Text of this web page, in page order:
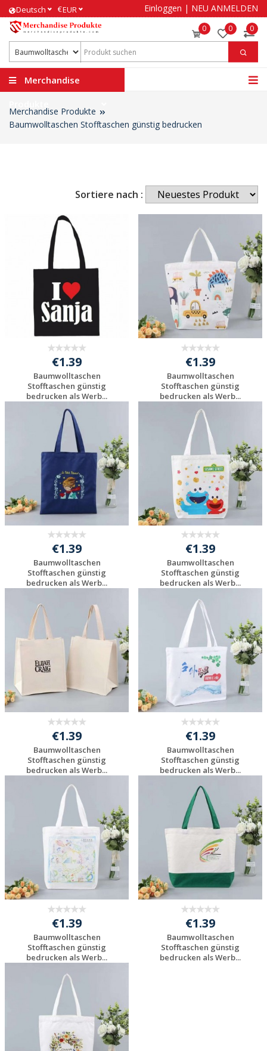
Deutsch €EUR Einloggen | NEU ANMELDEN
0 0 0
Merchandise
Merchandise Produkte
Baumwolltaschen Stofftaschen günstig bedrucken
Sortiere nach :
€1.39
Baumwolltaschen
Stofftaschen günstig
bedrucken als Werb...
Preis unverbindlich
anfragen
€1.39
Baumwolltaschen
Stofftaschen günstig
bedrucken als Werb...
Preis unverbindlich
anfragen
€1.39
Baumwolltaschen
Stofftaschen günstig
bedrucken als Werb...
Preis unverbindlich
€1.39
Baumwolltaschen
Stofftaschen günstig
bedrucken als Werb...
Preis unverbindlich
anfragen
€1.39
Baumwolltaschen
Stofftaschen günstig
bedrucken als Werb...
Preis unverbindlich
anfragen
€1.39
Baumwolltaschen
Stofftaschen günstig
bedrucken als Werb...
Preis unverbindlich
anfragen
€1.39
Baumwolltaschen
Stofftaschen günstig
bedrucken als Werb...
Preis unverbindlich
anfragen
€1.39
Baumwolltaschen
Stofftaschen günstig
bedrucken als Werb...